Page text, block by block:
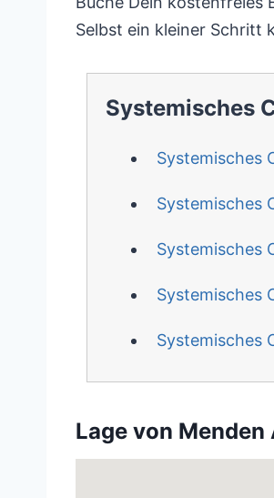
Selbst ein kleiner Schritt
Systemisches
Systemisches
Systemisches
Systemisches
Systemisches
Systemisches
Lage von Menden